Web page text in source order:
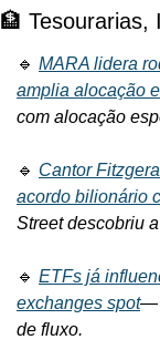
🏦 Tesourarias,
🔹 MARA lidera
amplia alocação
com alocação
🔹 Cantor
acordo bilionário
Street descobriu
🔹 ETFs já
exchanges spot—
de fluxo.